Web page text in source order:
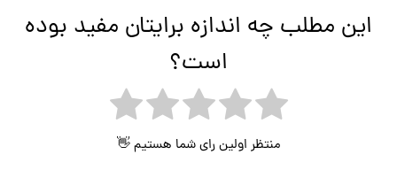
این مطلب چه اندازه برایتان مفید بوده
است؟
منتظر اولین رای شما هستیم 👋